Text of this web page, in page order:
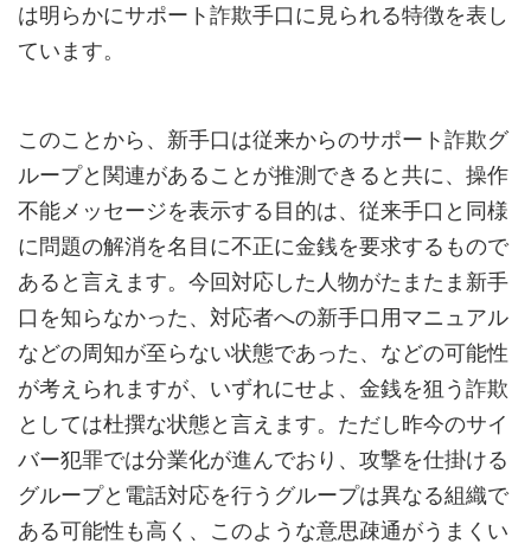
は明らかにサポート詐欺手口に見られる特徴を表し
ています。
このことから、新手口は従来からのサポート詐欺グ
ループと関連があることが推測できると共に、操作
不能メッセージを表示する目的は、従来手口と同様
に問題の解消を名目に不正に金銭を要求するもので
あると言えます。今回対応した人物がたまたま新手
口を知らなかった、対応者への新手口用マニュアル
などの周知が至らない状態であった、などの可能性
が考えられますが、いずれにせよ、金銭を狙う詐欺
としては杜撰な状態と言えます。ただし昨今のサイ
バー犯罪では分業化が進んでおり、攻撃を仕掛ける
グループと電話対応を行うグループは異なる組織で
ある可能性も高く、このような意思疎通がうまくい